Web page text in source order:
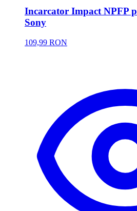
Incarcator Impact NPFP
Sony
109,99 RON